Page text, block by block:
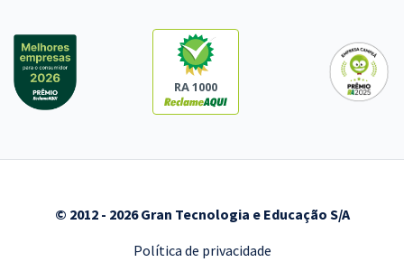
RA 1000
© 2012 - 2026 Gran Tecnologia e Educação S/A
Política de privacidade